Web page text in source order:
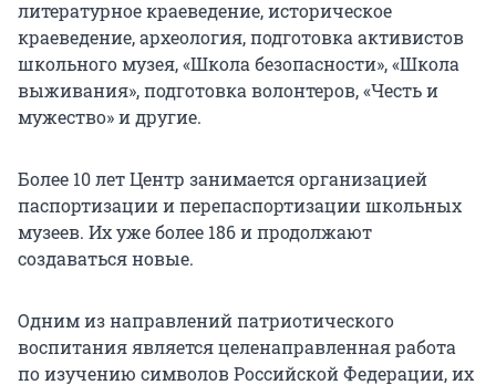
литературное краеведение, историческое
краеведение, археология, подготовка активистов
школьного музея, «Школа безопасности», «Школа
выживания», подготовка волонтеров, «Честь и
мужество» и другие.
Более 10 лет Центр занимается организацией
паспортизации и перепаспортизации школьных
музеев. Их уже более 186 и продолжают
создаваться новые.
Одним из направлений патриотического
воспитания является целенаправленная работа
по изучению символов Российской Федерации, их